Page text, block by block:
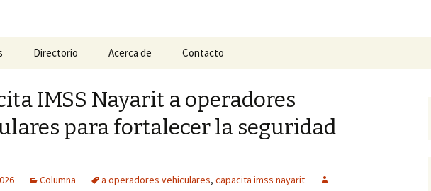
Directorio Acerca de Contacto
IMSS Nayarit a operadores
para fortalecer la seguridad
Columna a operadores vehiculares, capacita imss nayarit